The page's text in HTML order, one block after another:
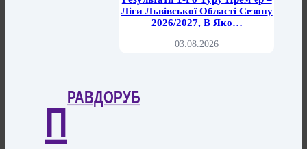
Ліги Львівської Області Сезону
2026/2027, В Яко…
03.08.2026
П
РАВДОРУБ